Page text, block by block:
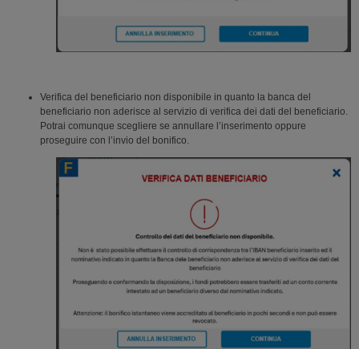
Verifica del beneficiario non disponibile in quanto la banca del
beneficiario non aderisce al servizio di verifica dei dati del beneficiario.
Potrai comunque scegliere se annullare l’inserimento oppure
proseguire con l’invio del bonifico.